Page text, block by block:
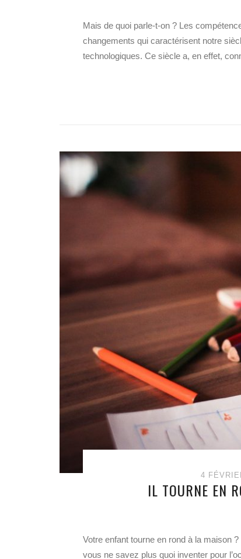
Mais de quoi parle-t-on ? Les
changements qui caractérisent notre
technologiques. Ce siècle a, en effet,
4
IL TOURNE EN
Votre enfant tourne en rond à la maison
vous ne savez plus quoi inventer pour